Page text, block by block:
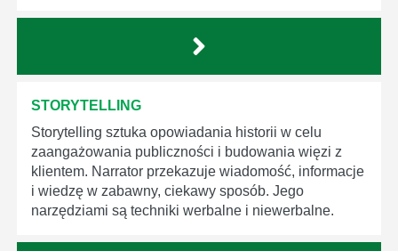
STORYTELLING
Storytelling sztuka opowiadania historii w celu
zaangażowania publiczności i budowania więzi z
klientem. Narrator przekazuje wiadomość, informacje
i wiedzę w zabawny, ciekawy sposób. Jego
narzędziami są techniki werbalne i niewerbalne.